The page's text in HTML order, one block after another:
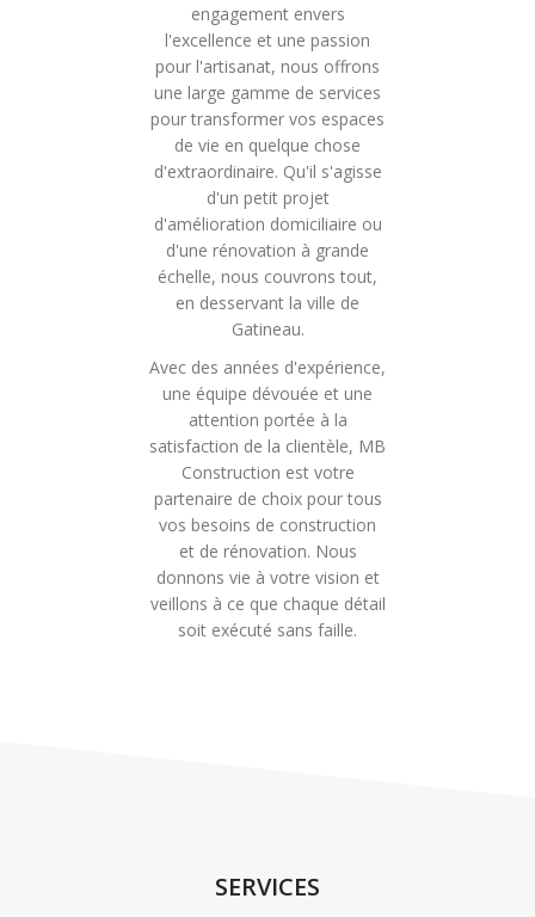
engagement envers
l'excellence et une passion
pour l'artisanat, nous offrons
une large gamme de services
pour transformer vos espaces
de vie en quelque chose
d'extraordinaire. Qu'il s'agisse
d'un petit projet
d'amélioration domiciliaire ou
d'une rénovation à grande
échelle, nous couvrons tout,
en desservant la ville de
Gatineau.
Avec des années d'expérience,
une équipe dévouée et une
attention portée à la
satisfaction de la clientèle, MB
Construction est votre
partenaire de choix pour tous
vos besoins de construction
et de rénovation. Nous
donnons vie à votre vision et
veillons à ce que chaque détail
soit exécuté sans faille.
SERVICES